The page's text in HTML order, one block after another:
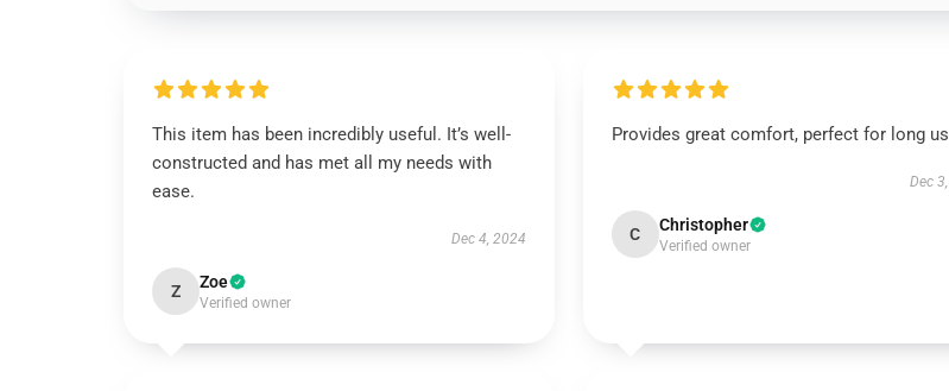
This item has been incredibly useful. It’s well-
constructed and has met all my needs with
ease.
Dec 4, 2024
Z Zoe
Verified owner
Provides great comfort, perfect for long
Dec
C Christopher
Verified owner